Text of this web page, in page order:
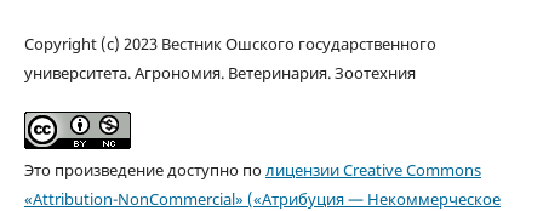
Copyright (c) 2023 Вестник Ошского государственного
университета. Агрономия. Ветеринария. Зоотехния
Это произведение доступно полицензии Creative Commons
«Attribution-NonCommercial» («Атрибуция — Некоммерческое